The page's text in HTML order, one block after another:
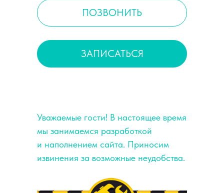
ПОЗВОНИТЬ
ЗАПИСАТЬСЯ
Уважаемые гости! В настоящее время
мы занимаемся разработкой
и наполнением сайта. Приносим
извинения за возможные неудобства.